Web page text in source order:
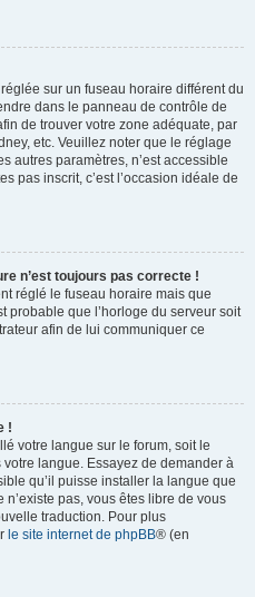
sur un fuseau horaire différent du
dans le panneau de contrôle de
de trouver votre zone adéquate, par
etc. Veuillez noter que le réglage
autres paramètres, n’est accessible
pas inscrit, c’est l’occasion idéale de
n’est toujours pas correcte !
réglé le fuseau horaire mais que
probable que l’horloge du serveur soit
afin de lui communiquer ce
!
votre langue sur le forum, soit le
votre langue. Essayez de demander à
qu’il puisse installer la langue que
pas, vous êtes libre de vous
traduction. Pour plus
le site internet de phpBB® (en